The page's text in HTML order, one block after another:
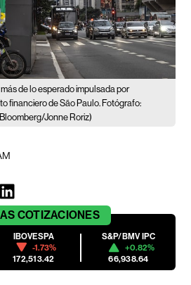
de lo esperado impulsada por
financiero de São Paulo. Fotógrafo:
Jonne Roriz)
COTIZACIONES
IBOVESPA
-1.73%
172,513.42
S&P/BMV IPC
+0.82%
66,938.64